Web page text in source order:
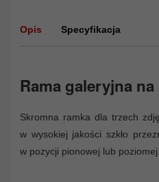
Opis Specyfikacja
Rama galeryjna
Skromna ramka dla trzech
w wysokiej jakości szkło
w pozycji pionowej lub poziomej.